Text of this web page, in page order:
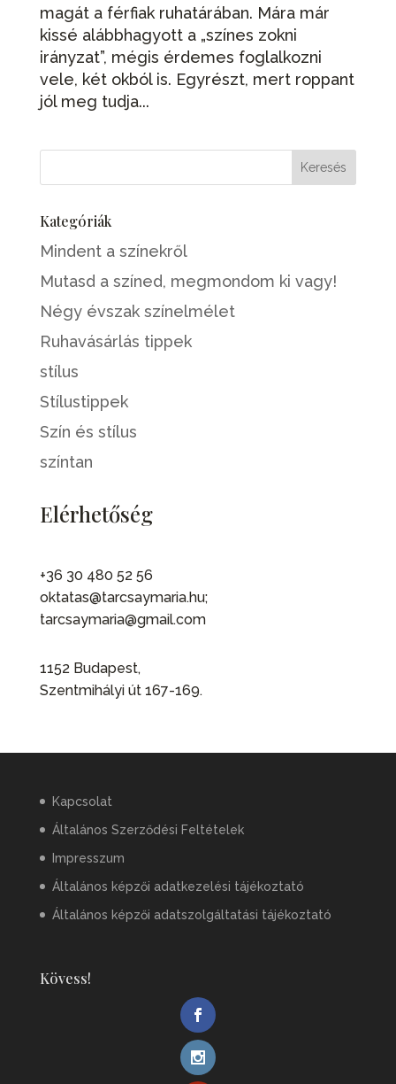
magát a férfiak ruhatárában. Mára már
kissé alábbhagyott a „színes zokni
irányzat”, mégis érdemes foglalkozni
vele, két okból is. Egyrészt, mert roppant
jól meg tudja...
Kategóriák
Mindent a színekről
Mutasd a színed, megmondom ki vagy!
Négy évszak színelmélet
Ruhavásárlás tippek
stílus
Stílustippek
Szín és stílus
színtan
Elérhetőség
+36 30 480 52 56
oktatas@tarcsaymaria.hu;
tarcsaymaria@gmail.com
1152 Budapest,
Szentmihályi út 167-169.
Kapcsolat
Általános Szerződési Feltételek
Impresszum
Általános képzői adatkezelési tájékoztató
Általános képzői adatszolgáltatási tájékoztató
Kövess!